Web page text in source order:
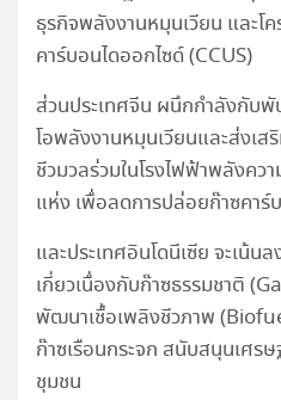
ธุรกิจพลังงานหมุนเวียน และโ
คาร์บอนไดออกไซด์ (CCUS)
ส่วนประเทศจีน ผนึกกำลังกับ
โอพลังงานหมุนเวียนและส่งเส
ชีวมวลร่วมในโรงไฟฟ้าพลังคว
แห่ง เพื่อลดการปล่อยก๊าซคาร์
และประเทศอินโดนีเซีย จะเน้
เกี่ยวเนื่องกับก๊าซธรรมชาติ
พัฒนาเชื้อเพลิงชีวภาพ
ก๊าซเรือนกระจก สนับสนุนเศร
ชุมชน